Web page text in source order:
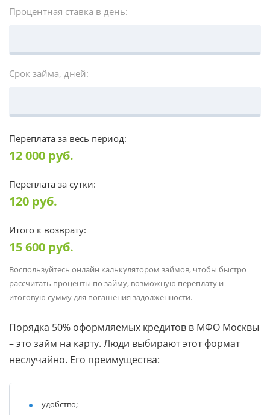
Процентная ставка в день:
Срок займа, дней:
Переплата за весь период:
12 000 руб.
Переплата за сутки:
120 руб.
Итого к возврату:
15 600 руб.
Воспользуйтесь онлайн калькулятором займов, чтобы быстро
рассчитать проценты по займу, возможную переплату и
итоговую сумму для погашения задолженности.
Порядка 50% оформляемых кредитов в МФО Москвы
– это займ на карту. Люди выбирают этот формат
неслучайно. Его преимущества:
удобство;